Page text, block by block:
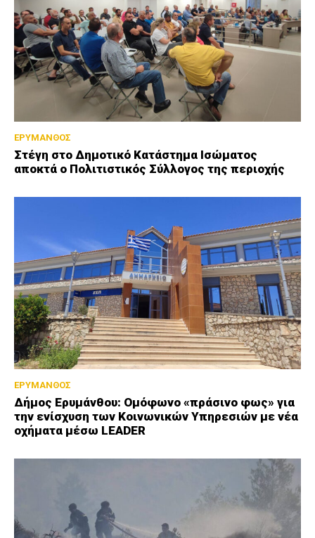
ΕΡΥΜΑΝΘΟΣ
Στέγη στο Δημοτικό Κατάστημα Ισώματος
αποκτά ο Πολιτιστικός Σύλλογος της περιοχής
ΕΡΥΜΑΝΘΟΣ
Δήμος Ερυμάνθου: Ομόφωνο «πράσινο φως» για
την ενίσχυση των Κοινωνικών Υπηρεσιών με νέα
οχήματα μέσω LEADER